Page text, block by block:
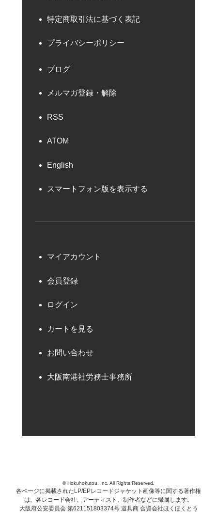
特定商取引法に基づく表記
プライバシーポリシー
ブログ
メルマガ登録・解除
RSS
ATOM
English
スマートフォン版を表示する
マイアカウント
会員登録
ログイン
カートを見る
お問い合わせ
大阪南港社労務士事務所
© Hokuhokutou, Inc. All Rights Reserved.
各ページに掲載されたLP/EPレコードジャケット画像等に関する著作権
は、各レコード会社、アーティスト、制作者などに帰属します。
大阪府公安委員会 第621151803374号 道具商 合資会社ほくほくとう